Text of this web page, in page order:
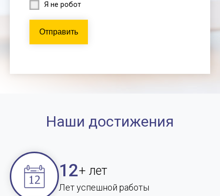
Я не робот
Отправить
Наши достижения
12+ лет
Лет успешной работы